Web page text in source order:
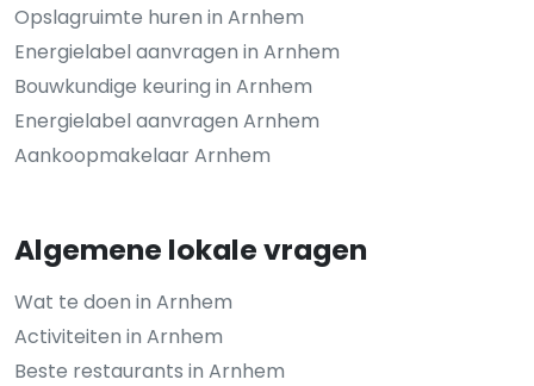
Opslagruimte huren in Arnhem
Energielabel aanvragen in Arnhem
Bouwkundige keuring in Arnhem
Energielabel aanvragen Arnhem
Aankoopmakelaar Arnhem
Algemene lokale vragen
Wat te doen in Arnhem
Activiteiten in Arnhem
Beste restaurants in Arnhem